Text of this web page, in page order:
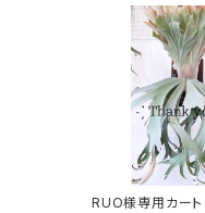
RUO様専用カート